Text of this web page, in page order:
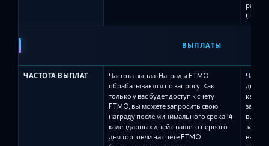
ВЫПЛАТЫ
ЧАСТОТА ВЫПЛАТ
Частота выплатНаграды FTMO
обрабатываются по запросу. Как
только у вас будет доступ к счету
FTMO, вы можете запросить свою
награду после минимального срока 14
календарных дней с вашего первого
дня торговли на счёте FTMO
два